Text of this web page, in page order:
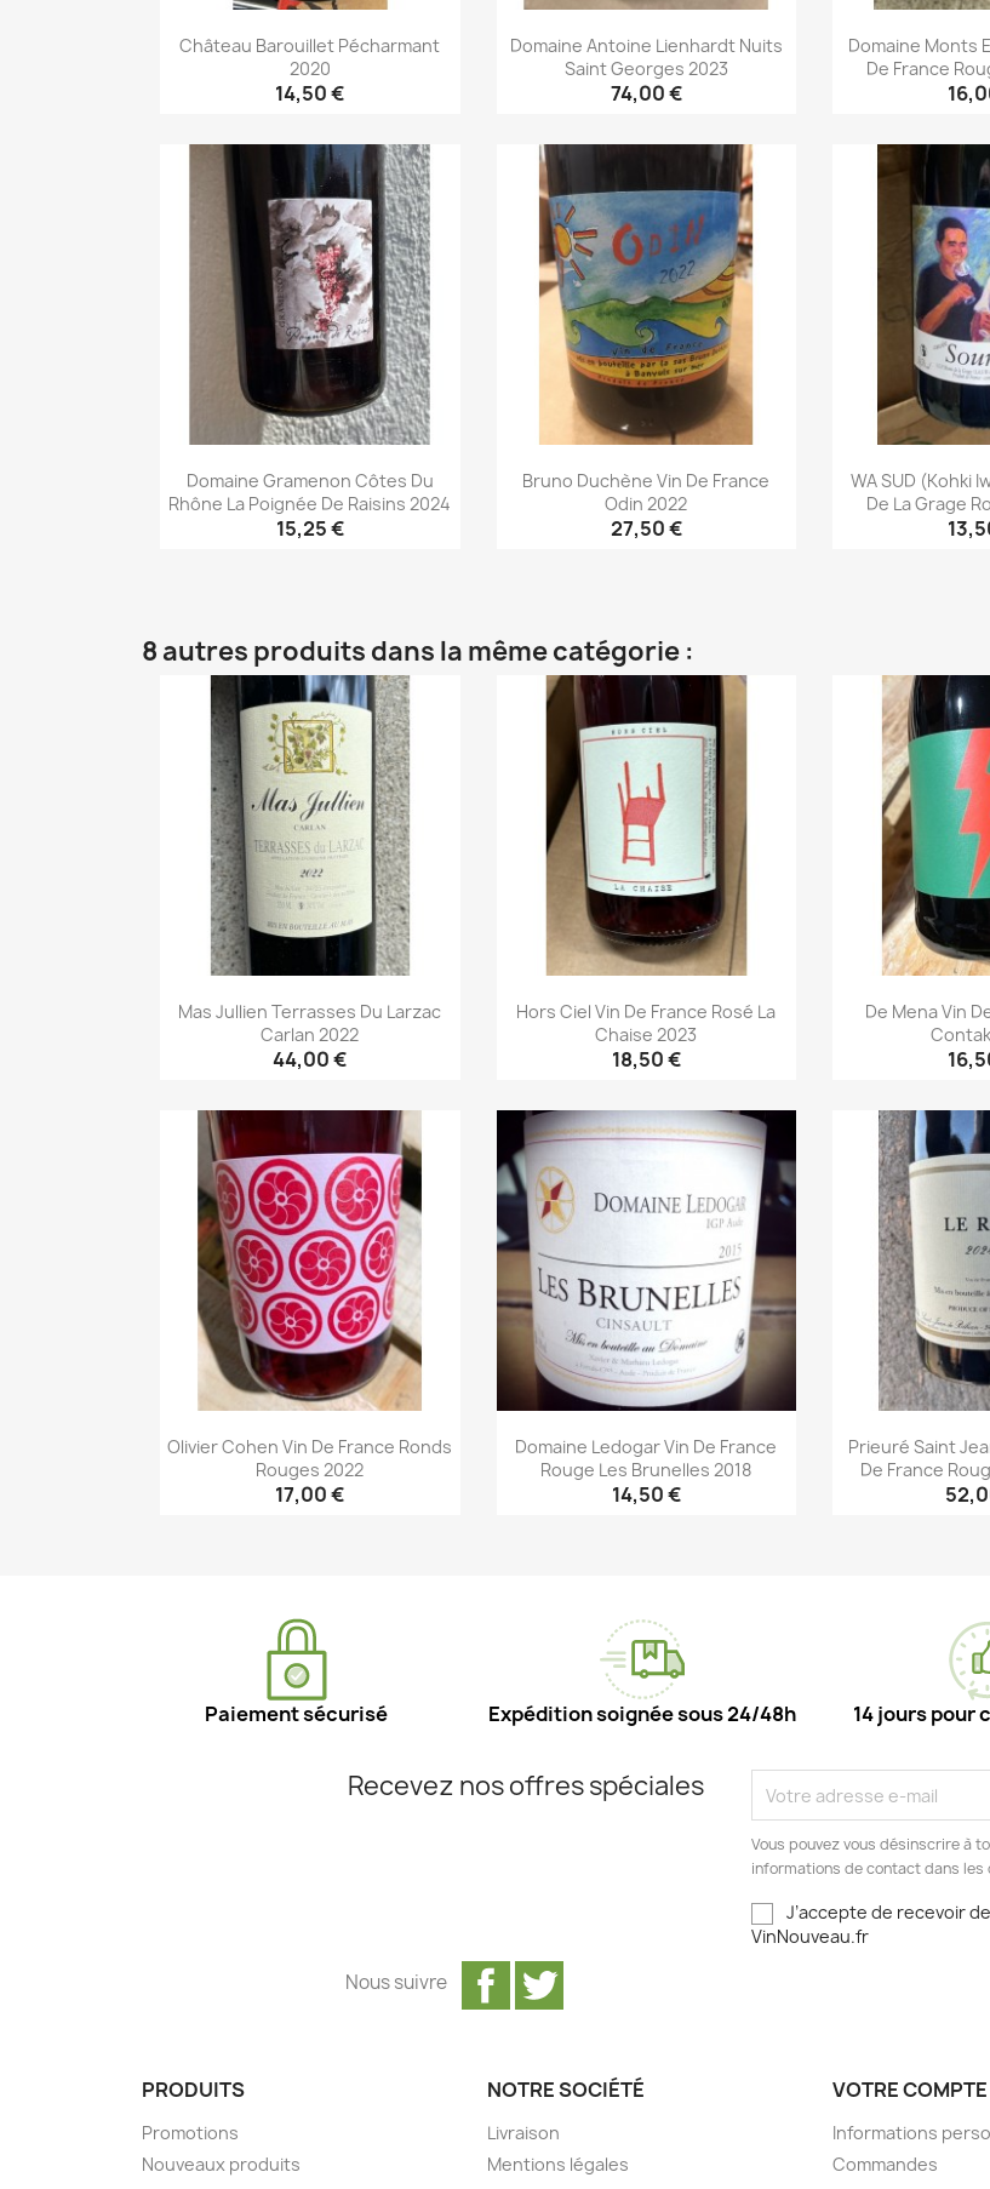
Château Barouillet Pécharmant
2020
14,50 €
Aperçu rapide
Domaine Antoine Lienhardt Nuits
Saint Georges 2023
74,00 €
Aperçu rapide
Domaine Monts
De France

Domaine Gramenon Côtes Du
Rhône La Poignée De Raisins 2024
15,25 €
Bruno Duchène Vin De France
Odin 2022
27,50 €
WA SUD (Kohki
De La Grage
8 autres produits dans la même catégorie :
Mas Jullien Terrasses Du Larzac
Carlan 2022
44,00 €
Aperçu rapide
Hors Ciel Vin De France Rosé La
Chaise 2023
18,50 €
Aperçu rapide
De Mena Vin

Olivier Cohen Vin De France Ronds
Rouges 2022
17,00 €
Domaine Ledogar Vin De France
Rouge Les Brunelles 2018
14,50 €
Prieuré Saint
De France
Paiement sécurisé Expédition soignée sous 24/48h 14 jours pour
Recevez nos offres spéciales
Vous pouvez vous désinscrire à
informations de contact dans
J’accepte de recevoir
VinNouveau.fr
Facebook
Nous suivre
PRODUITS
Promotions
Nouveaux produits
NOTRE SOCIÉTÉ
Livraison
Mentions légales
VOTRE COMPTE
Informations
Commandes